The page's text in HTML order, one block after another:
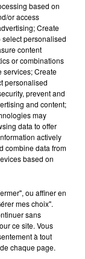
la maire de
reporté ?
ministre qui
nous".
villes en
est
du nombre
de renfort
déjà trois
faudrait déjà
FM.
mais
qu’il
que"la
based on
or access
Create
personalised
content
or combinations
services; Create
personalised
prevent and
and content;
may
data to offer
actively
combine data from
based on
ou affiner en
mes choix".
sans
ce site. Vous
à tout
chaque page.